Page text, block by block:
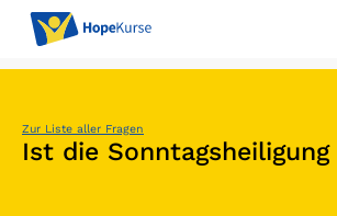
Zur Liste aller Fragen
Ist die